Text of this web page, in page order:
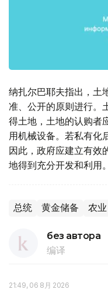
纳扎尔巴耶夫指出，土
准、公开的原则进行。
得土地，土地的认购者
用机械设备。若私有化
因此，政府应建立有效
地得到充分开发和利用。
总统 黄金储备 农业
без автора
编译
21:49, 06 8月 2026